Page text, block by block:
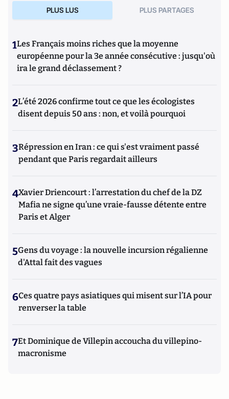
PLUS LUS PLUS PARTAGES
1Les Français moins riches que la moyenne
européenne pour la 3e année consécutive : jusqu'où
ira le grand déclassement ?
2L’été 2026 confirme tout ce que les écologistes
disent depuis 50 ans : non, et voilà pourquoi
3Répression en Iran : ce qui s'est vraiment passé
pendant que Paris regardait ailleurs
4Xavier Driencourt : l’arrestation du chef de la DZ
Mafia ne signe qu’une vraie-fausse détente entre
Paris et Alger
5Gens du voyage : la nouvelle incursion régalienne
d'Attal fait des vagues
6Ces quatre pays asiatiques qui misent sur l’IA pour
renverser la table
7Et Dominique de Villepin accoucha du villepino-
macronisme